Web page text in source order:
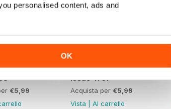
personalised content, ads and
OK
€5,99
Issue 4757
Acquista per €5,99
Vista
Al carrello